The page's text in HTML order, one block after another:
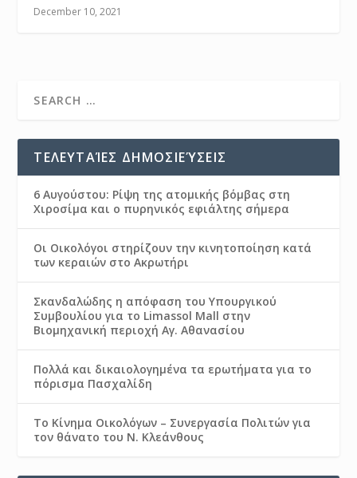
December 10, 2021
ΤΕΛΕΥΤΑΊΕΣ ΔΗΜΟΣΙΕΎΣΕΙΣ
6 Αυγούστου: Ρίψη της ατομικής βόμβας στη
Χιροσίμα και ο πυρηνικός εφιάλτης σήμερα
Οι Οικολόγοι στηρίζουν την κινητοποίηση κατά
των κεραιών στο Ακρωτήρι
Σκανδαλώδης η απόφαση του Υπουργικού
Συμβουλίου για το Limassol Mall στην
Βιομηχανική περιοχή Αγ. Αθανασίου
Πολλά και δικαιολογημένα τα ερωτήματα για το
πόρισμα Πασχαλίδη
Το Κίνημα Οικολόγων – Συνεργασία Πολιτών για
τον θάνατο του Ν. Κλεάνθους